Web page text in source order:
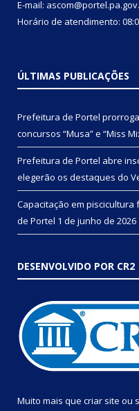
E-mail:
Horário de atendimento:
ÚLTIMAS PUBLICAÇÕES
Prefeitura de Portel
concursos “Musa” e “Miss
Prefeitura de Portel abre
elegerão os destaques do
Capacitação em
de Portel 1 de junho de 2026
DESENVOLVIDO POR CR2
Muito mais que criar site ou